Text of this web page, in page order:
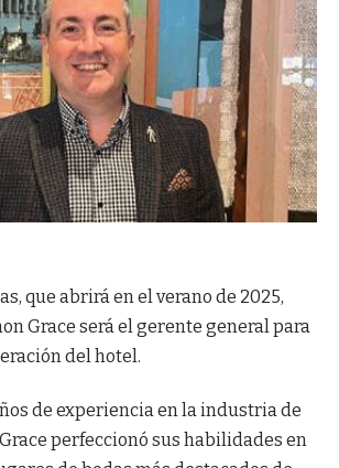
que abrirá en el verano de 2025,
Grace será el gerente general para
del hotel.
de experiencia en la industria de
perfeccionó sus habilidades en